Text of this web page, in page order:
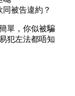
被告違約？
單，你似被騙
犯左法都唔知